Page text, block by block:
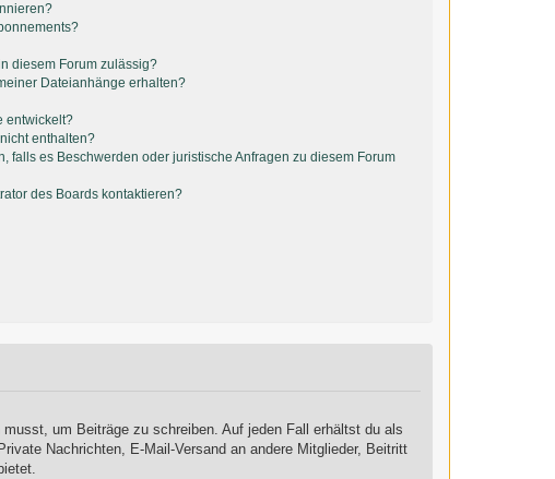
diesem Forum zulässig?
Dateianhänge erhalten?
entwickelt?
enthalten?
falls es Beschwerden oder juristische Anfragen zu diesem Forum
des Boards kontaktieren?
um Beiträge zu schreiben. Auf jeden Fall erhältst du als
Nachrichten, E-Mail-Versand an andere Mitglieder, Beitritt